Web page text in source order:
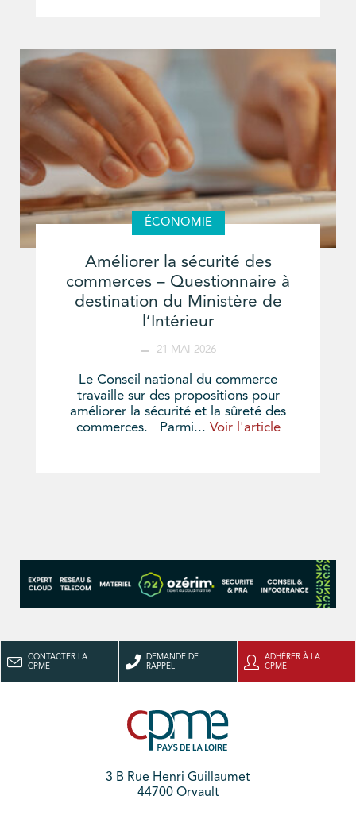
ÉCONOMIE
Améliorer la sécurité des
commerces – Questionnaire à
destination du Ministère de
l’Intérieur
21 MAI 2026
Le Conseil national du commerce
travaille sur des propositions pour
améliorer la sécurité et la sûreté des
commerces. Parmi... Voir l'article
CONTACTER LA
CPME
DEMANDE DE
RAPPEL
ADHÉRER À LA
CPME
3 B Rue Henri Guillaumet
44700 Orvault